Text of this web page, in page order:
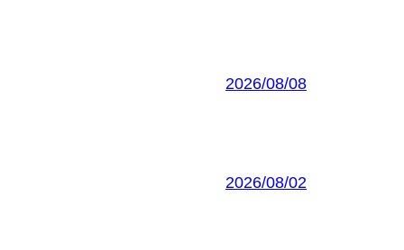
2026/08/08
2026/08/02